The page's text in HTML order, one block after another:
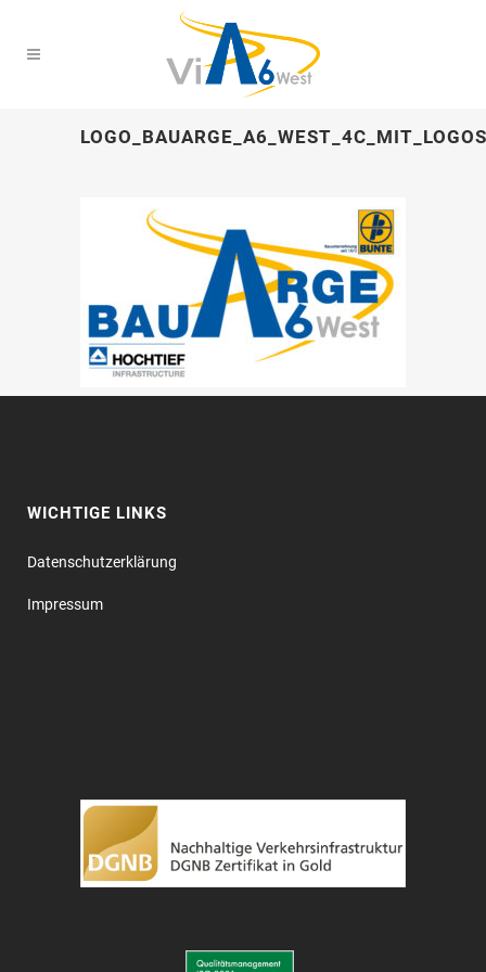
WICHTIGE LINKS
Datenschutz­erklärung
Impressum